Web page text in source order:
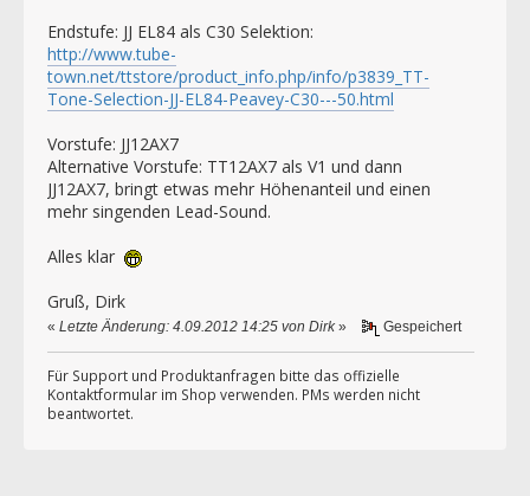
Endstufe: JJ EL84 als C30 Selektion:
http://www.tube-
town.net/ttstore/product_info.php/info/p3839_TT-
Tone-Selection-JJ-EL84-Peavey-C30---50.html
Vorstufe: JJ12AX7
Alternative Vorstufe: TT12AX7 als V1 und dann
JJ12AX7, bringt etwas mehr Höhenanteil und einen
mehr singenden Lead-Sound.
Alles klar
Gruß, Dirk
« Letzte Änderung: 4.09.2012 14:25 von Dirk» Gespeichert
Für Support und Produktanfragen bitte das offizielle
Kontaktformular im Shop verwenden. PMs werden nicht
beantwortet.